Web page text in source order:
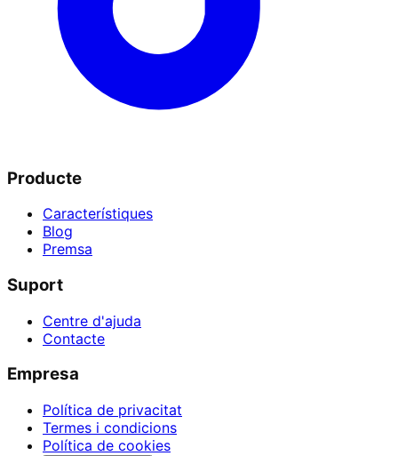
Producte
Característiques
Blog
Premsa
Suport
Centre d'ajuda
Contacte
Empresa
Política de privacitat
Termes i condicions
Política de cookies